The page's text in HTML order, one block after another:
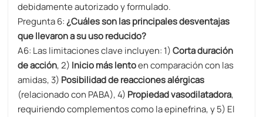
debidamente autorizado y formulado.
Pregunta 6:¿Cuáles son las principales desventajas
que llevaron a su uso reducido?
A6: Las limitaciones clave incluyen: 1) ​Corta duración
de acción, 2) Inicio más lentoen comparación con las
amidas, 3) Posibilidad de reacciones alérgicas
(relacionado con PABA), 4) ​ Propiedad vasodilatadora,
requiriendo complementos como la epinefrina, y 5) El